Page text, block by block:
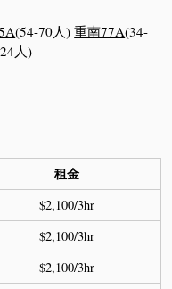
(54-70人)重南77A(34-
人)
租金
$2,100/3hr
$2,100/3hr
$2,100/3hr